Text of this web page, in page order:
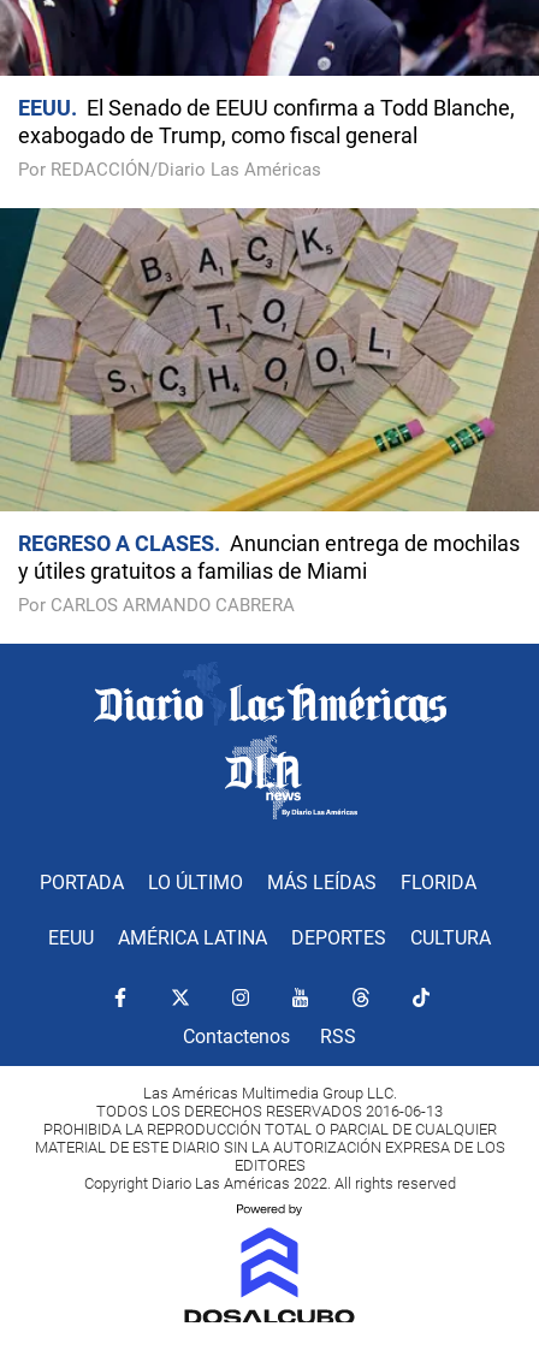
EEUU
El Senado de EEUU confirma a Todd Blanche,
exabogado de Trump, como fiscal general
Por REDACCIÓN/Diario Las Américas
REGRESO A CLASES
Anuncian entrega de mochilas
y útiles gratuitos a familias de Miami
Por CARLOS ARMANDO CABRERA
PORTADA LO ÚLTIMO MÁS LEÍDAS FLORIDA
EEUU AMÉRICA LATINA DEPORTES CULTURA
Contactenos RSS
Las Américas Multimedia Group LLC.
TODOS LOS DERECHOS RESERVADOS 2016-06-13
PROHIBIDA LA REPRODUCCIÓN TOTAL O PARCIAL DE CUALQUIER
MATERIAL DE ESTE DIARIO SIN LA AUTORIZACIÓN EXPRESA DE LOS
EDITORES
Copyright Diario Las Américas 2022. All rights reserved